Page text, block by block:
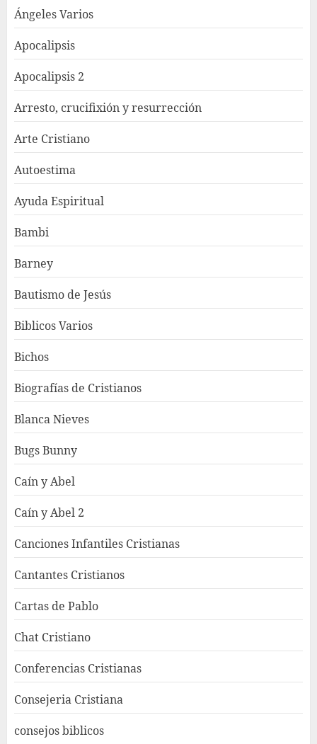
Ángeles Varios
Apocalipsis
Apocalipsis 2
Arresto, crucifixión y resurrección
Arte Cristiano
Autoestima
Ayuda Espiritual
Bambi
Barney
Bautismo de Jesús
Biblicos Varios
Bichos
Biografías de Cristianos
Blanca Nieves
Bugs Bunny
Caín y Abel
Caín y Abel 2
Canciones Infantiles Cristianas
Cantantes Cristianos
Cartas de Pablo
Chat Cristiano
Conferencias Cristianas
Consejeria Cristiana
consejos biblicos